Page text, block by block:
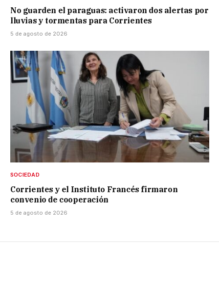
No guarden el paraguas: activaron dos alertas por
lluvias y tormentas para Corrientes
5 de agosto de 2026
SOCIEDAD
Corrientes y el Instituto Francés firmaron
convenio de cooperación
5 de agosto de 2026